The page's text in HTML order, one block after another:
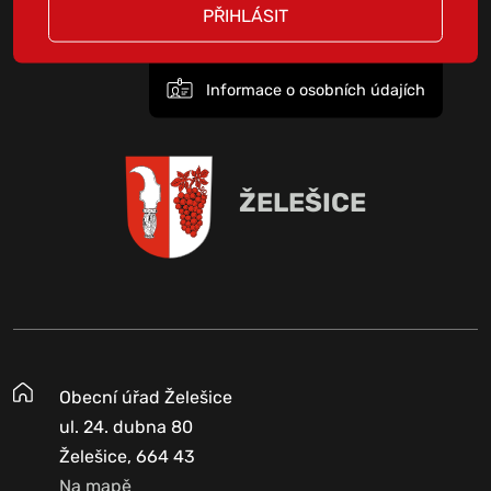
PŘIHLÁSIT
Informace o osobních údajích
ŽELEŠICE
Obecní úřad Želešice
ul. 24. dubna 80
Želešice, 664 43
Na mapě